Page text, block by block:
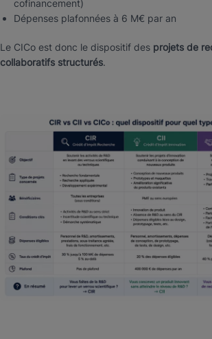
cofinancement)
Dépenses plafonnées à 6 M€ par an
Le CICo est donc le dispositif des projets de
collaboratifs structurés.